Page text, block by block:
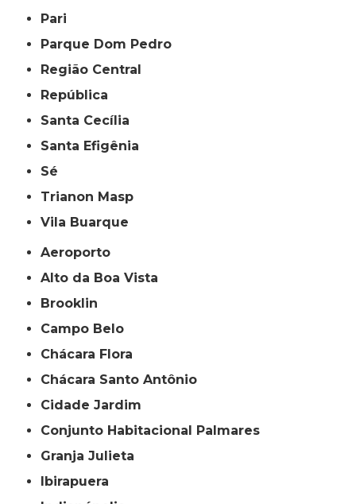
Pari
Parque Dom Pedro
Região Central
República
Santa Cecília
Santa Efigênia
Sé
Trianon Masp
Vila Buarque
Aeroporto
Alto da Boa Vista
Brooklin
Campo Belo
Chácara Flora
Chácara Santo Antônio
Cidade Jardim
Conjunto Habitacional Palmares
Granja Julieta
Ibirapuera